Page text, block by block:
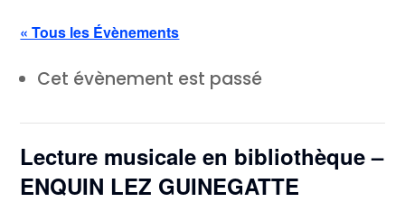
« Tous les Évènements
Cet évènement est passé
Lecture musicale en bibliothèque –
ENQUIN LEZ GUINEGATTE